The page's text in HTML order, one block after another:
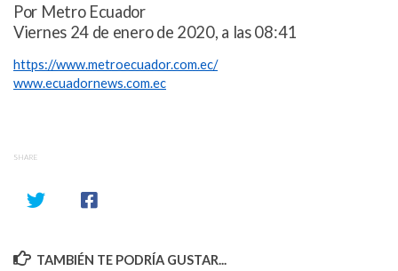
Por Metro Ecuador
Viernes 24 de enero de 2020, a las 08:41
https://www.metroecuador.com.ec/
www.ecuadornews.com.ec
SHARE
TAMBIÉN TE PODRÍA GUSTAR...